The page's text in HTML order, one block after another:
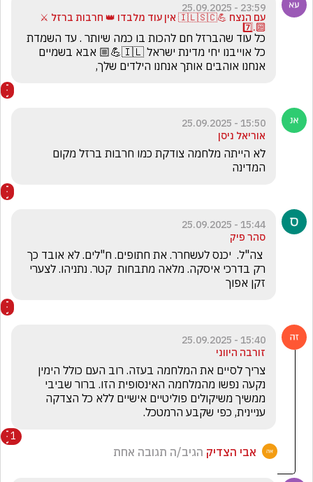
23:59 - 25.09.2025
עם הנצח 💪🇮🇱🇸🇨 אין עוד מלבדו 👑 חרבות ברזל ⚔️
🔟.7️⃣
אנחנו אוהבים אותך אנחנו הילדים שלך,
15:50 - 25.09.2025
אוריאל ניסן
המדינה
15:44 - 25.09.2025
סהר פיק
זקן אפוך
15:40 - 25.09.2025
זורבה היווני
עניינית, כפי שקבע הרמטכל.
1
אבי הצדיק הגיב/ה תגובה אחת